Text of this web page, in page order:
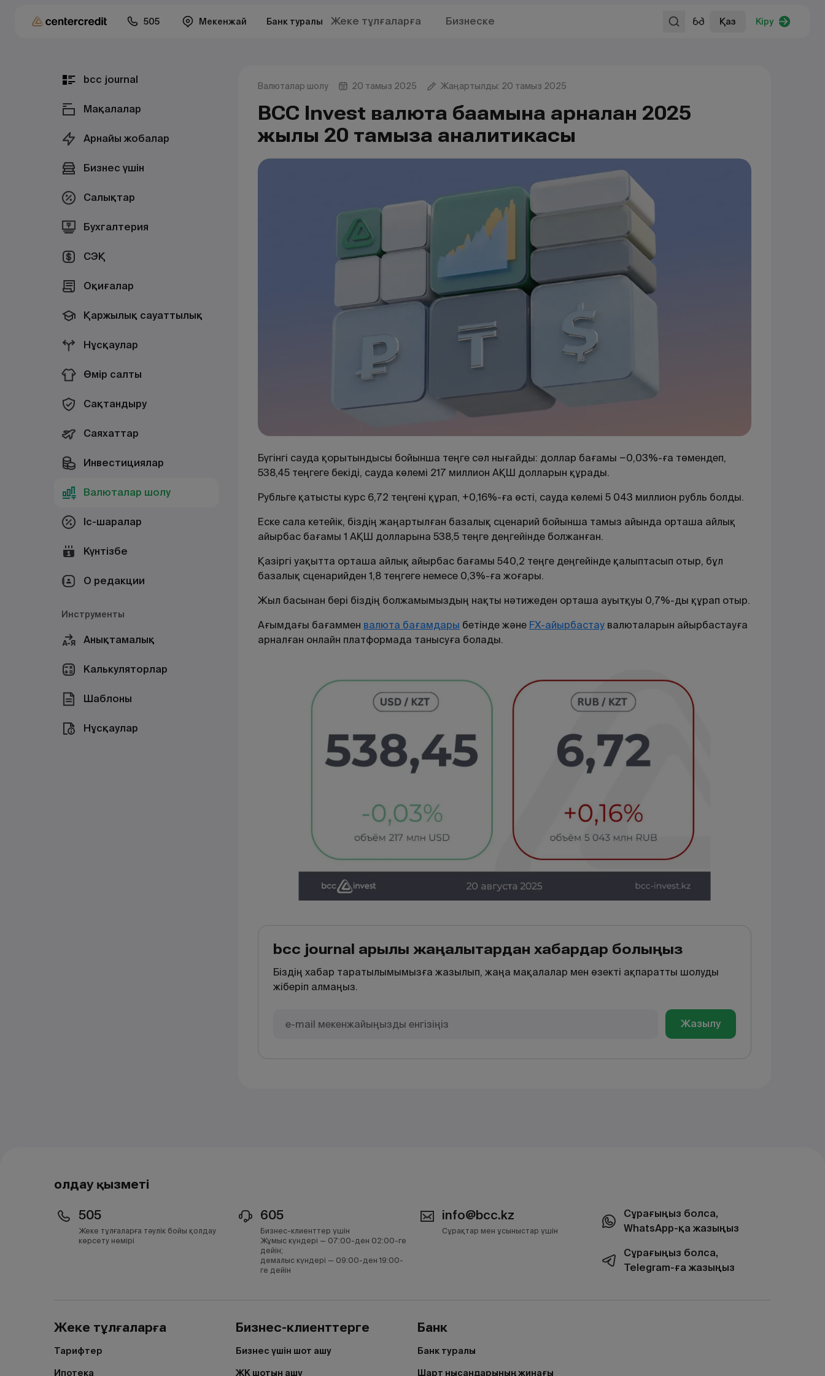
505 Мекенжай Банк туралы Жеке тұлғаларға Бизнеске Қаз Кіру
bcc journal
Мақалалар
Арнайы жобалар
Бизнес үшін
Салықтар
Бухгалтерия
СЭҚ
Оқиғалар
Қаржылық сауаттылық
Нұсқаулар
Өмір салты
Сақтандыру
Саяхаттар
Инвестициялар
Валюталар шолу
Іс-шаралар
Күнтізбе
О редакции
Инструменты
Анықтамалық
Калькуляторлар
Шаблоны
Нұсқаулар
Валюталар шолу 20 тамыз 2025 Жаңартылды: 20 тамыз 2025
BCC Invest валюта бағамына арналған 2025
жылғы 20 тамызға аналитикасы
Бүгінгі сауда қорытындысы бойынша теңге сәл нығайды: доллар бағамы −0,03%-ға төмендеп,
538,45 теңгеге бекіді, сауда көлемі 217 миллион АҚШ долларын құрады.
Рубльге қатысты курс 6,72 теңгені құрап, +0,16%-ға өсті, сауда көлемі 5 043 миллион рубль болды.
Еске сала кетейік, біздің жаңартылған базалық сценарий бойынша тамыз айында орташа айлық
айырбас бағамы 1 АҚШ долларына 538,5 теңге деңгейінде болжанған.
Қазіргі уақытта орташа айлық айырбас бағамы 540,2 теңге деңгейінде қалыптасып отыр, бұл
базалық сценарийден 1,8 теңгеге немесе 0,3%-ға жоғары.
Жыл басынан бері біздің болжамымыздың нақты нәтижеден орташа ауытқуы 0,7%-ды құрап отыр.
Ағымдағы бағаммен валюта бағамдары бетіндежәне FX-айырбастау валюталарын айырбастауға
арналған онлайн платформада танысуға болады.
bcc journal арқылы жаңалықтардан хабардар болыңыз
Біздің хабар таратылымымызға жазылып, жаңа мақалалар мен өзекті ақпаратты шолуды
жіберіп алмаңыз.
Жазылу
Қолдау қызметі
505
Жеке тұлғаларға тәулік бойы қолдау
көрсету нөмірі
605
Бизнес-клиенттер үшін
Жұмыс күндері — 07:00-ден 02:00-ге
дейін;
демалыс күндері — 09:00-ден 19:00-
ге дейін
info@bcc.kz
Сұрақтар мен ұсыныстар үшін
Сұрағыңыз болса,
WhatsApp-қа жазыңыз
Сұрағыңыз болса,
Telegram-ға жазыңыз
Жеке тұлғаларға
Тарифтер
Ипотека
Бизнес-клиенттерге
Бизнес үшін шот ашу
ЖК шотын ашу
Банк
Банк туралы
Шарт нысандарының жинағы